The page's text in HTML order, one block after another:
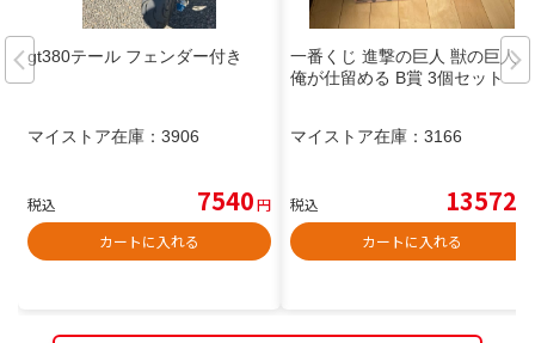
gt380テール フェンダー付き
マイストア在庫： 3906
税込 7540円
カートに入れる
一番くじ 進撃の巨人 獣の巨人は
俺が仕留める B賞 3個セット
マイストア在庫： 3166
税込 13572
カートに入れる